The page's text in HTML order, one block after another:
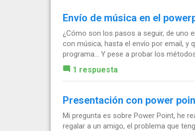
Envío de música en el
¿Cómo son los pasos a seguir, de uno
con música, hasta el envío por email, y
programa... Y pese a probar los
1 respuesta
Presentación con power
Mi pregunta es sobre Power Point, he
regalar a un amigo, el problema que